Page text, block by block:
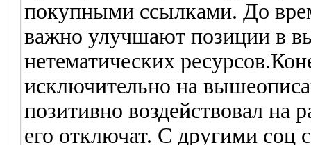
покупными ссылками. До
важно улучшают позиции в
нетематических
исключительно на
позитивно воздействовал на
его отключат. С другими